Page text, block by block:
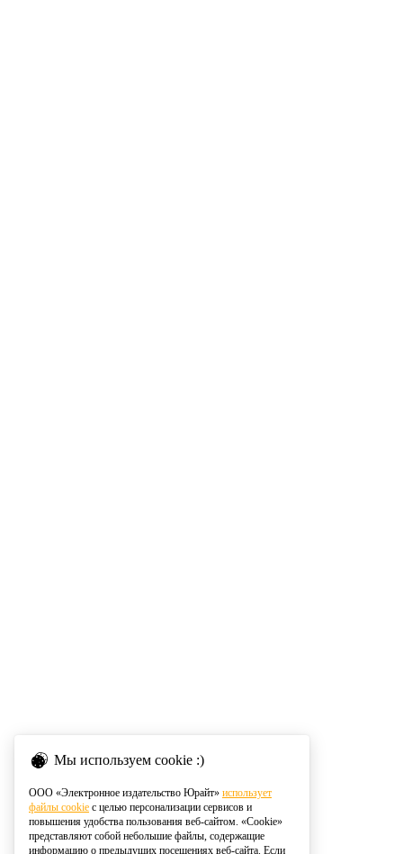
Мы используем cookie :)
ООО «Электронное издательство Юрайт» использует
файлы cookie с целью персонализации сервисов и
повышения удобства пользования веб-сайтом. «Cookie»
представляют собой небольшие файлы, содержащие
информацию о предыдущих посещениях веб-сайта. Если